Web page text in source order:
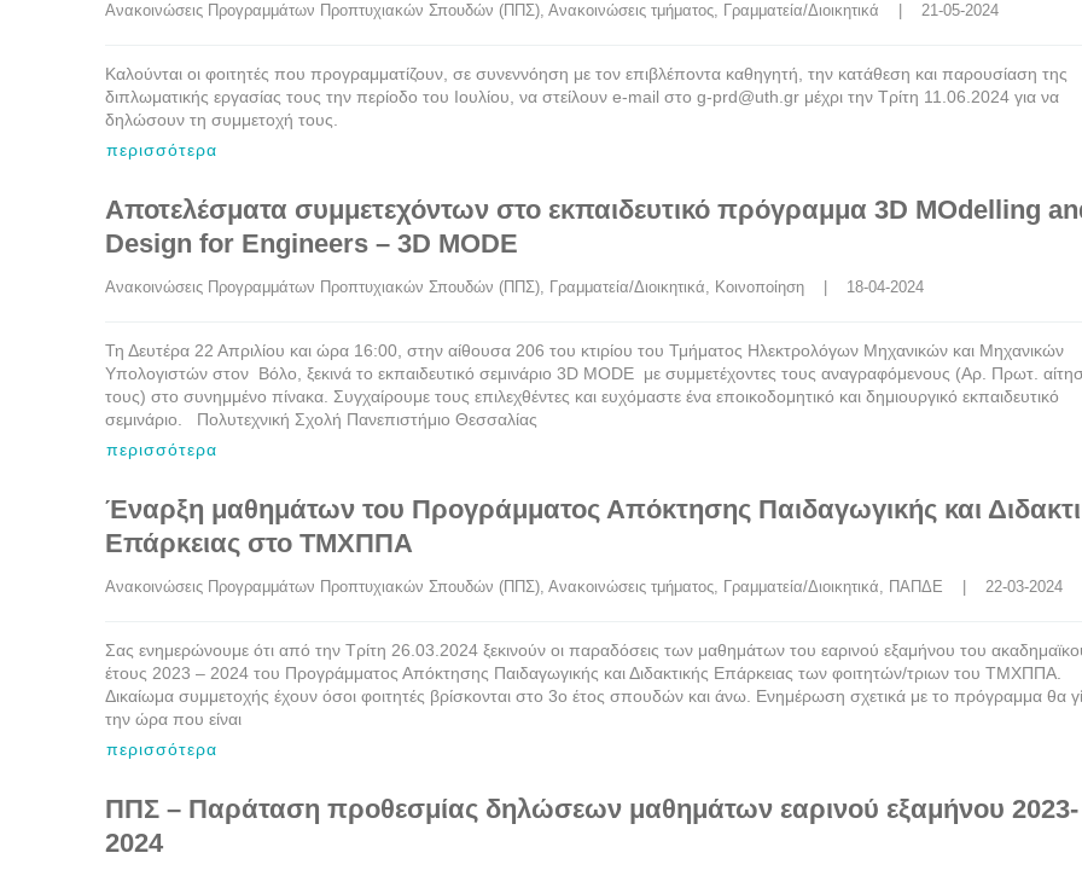
Ανακοινώσεις Προγραμμάτων Προπτυχιακών Σπουδών (ΠΠΣ), Ανακοινώσεις τμήματος, Γραμματεία/Διοικητικά
    |    21-05-2024
Καλούνται οι φοιτητές που προγραμματίζουν, σε συνεννόηση με τον επιβλέποντα καθηγητή, την κατάθεση και παρουσίαση της
διπλωματικής εργασίας τους την περίοδο του Ιουλίου, να στείλουν e-mail στο g-prd@uth.gr μέχρι την Τρίτη 11.06.2024 για να
δηλώσουν τη συμμετοχή τους.
περισσότερα
Αποτελέσματα συμμετεχόντων στο εκπαιδευτικό πρόγραμμα 3D MOdelling
Design for Engineers – 3D MODE
Ανακοινώσεις Προγραμμάτων Προπτυχιακών Σπουδών (ΠΠΣ), Γραμματεία/Διοικητικά, Κοινοποίηση
    |    18-04-2024
Τη Δευτέρα 22 Απριλίου και ώρα 16:00, στην αίθουσα 206 του κτιρίου του Τμήματος Ηλεκτρολόγων Μηχανικών και Μηχανικών
Υπολογιστών στον Βόλο, ξεκινά το εκπαιδευτικό σεμινάριο 3D MODE με συμμετέχοντες τους αναγραφόμενους (Αρ. Πρωτ.
τους) στο συνημμένο πίνακα. Συγχαίρουμε τους επιλεχθέντες και ευχόμαστε ένα εποικοδομητικό και δημιουργικό εκπαιδευτικό
σεμινάριο. Πολυτεχνική Σχολή Πανεπιστήμιο Θεσσαλίας
περισσότερα
Έναρξη μαθημάτων του Προγράμματος Απόκτησης Παιδαγωγικής και
Επάρκειας στο ΤΜΧΠΠΑ
Ανακοινώσεις Προγραμμάτων Προπτυχιακών Σπουδών (ΠΠΣ), Ανακοινώσεις τμήματος, Γραμματεία/Διοικητικά, ΠΑΠΔΕ
    |    22-03-2024
Σας ενημερώνουμε ότι από την Τρίτη 26.03.2024 ξεκινούν οι παραδόσεις των μαθημάτων του εαρινού εξαμήνου του
έτους 2023 – 2024 του Προγράμματος Απόκτησης Παιδαγωγικής και Διδακτικής Επάρκειας των φοιτητών/τριων του ΤΜΧΠΠΑ.
Δικαίωμα συμμετοχής έχουν όσοι φοιτητές βρίσκονται στο 3ο έτος σπουδών και άνω. Ενημέρωση σχετικά με το πρόγραμμα θα
την ώρα που είναι
περισσότερα
ΠΠΣ – Παράταση προθεσμίας δηλώσεων μαθημάτων εαρινού εξαμήνου 2023-
2024